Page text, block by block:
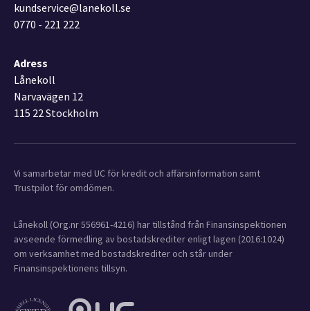
kundservice@lanekoll.se
0770 - 221 222
Adress
Lånekoll
Narvavägen 12
115 22 Stockholm
Vi samarbetar med UC för kredit och affärsinformation samt
Trustpilot för omdömen.
Lånekoll (Org.nr 556961-4216) har tillstånd från Finansinspektionen
avseende förmedling av bostadskrediter enligt lagen (2016:1024)
om verksamhet med bostadskrediter och står under
Finansinspektionens tillsyn.